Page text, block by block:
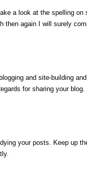
a look at the spelling
then again I will surely
and site-building
for sharing your blog.
your posts. Keep up